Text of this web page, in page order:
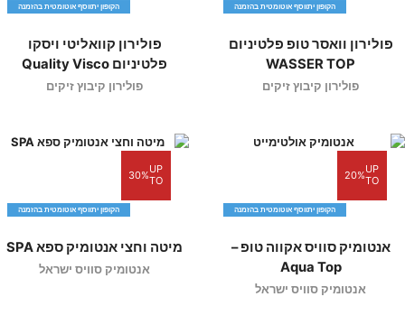
הקופון יתווסף אוטומטית בהזמנה
פולירון וואסר טופ פלטיניום
WASSER TOP
פולירון קיבוץ זיקים
הקופון יתווסף אוטומטית בהזמנה
פולירון קוואליטי ויסקו
פלטיניום Quality Visco
פולירון קיבוץ זיקים
UP
TO
20%
הקופון יתווסף אוטומטית בהזמנה
אנטומיק סוויס אקווה טופ –
Aqua Top
אנטומיק סוויס ישראל
UP
TO
30%
הקופון יתווסף אוטומטית בהזמנה
מיטה וחצי אנטומיק ספא SPA
אנטומיק סוויס ישראל